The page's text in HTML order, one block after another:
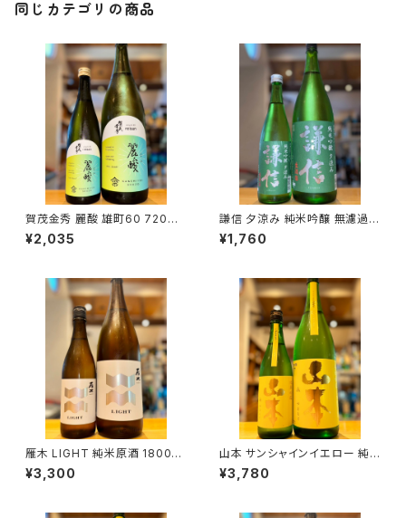
同じカテゴリの商品
賀茂金秀 麗酸 雄町60 720ml
１本（金光酒造・広島県東広島市
黒瀬町）
¥2,035
謙信 夕涼み 純米吟醸 無濾過生
720ml１本（池田屋酒造・新潟
県糸魚川市新鉄）
¥1,760
雁木 LIGHT 純米原酒 1800ml
１本（八百新酒造・山口県岩国市
今津町）
¥3,300
山本 サンシャインイエロー 純
米吟醸 1800ml１本（山本酒造・
秋田県山本郡八峰町）
¥3,780